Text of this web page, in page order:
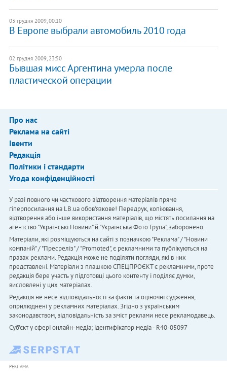
03 грудня 2009, 00:10
В Европе выбрали автомобиль 2010 года
02 грудня 2009, 23:50
Бывшая мисс Аргентина умерла после
пластической операции
Про нас
Реклама на сайті
Івенти
Редакція
Політики і стандарти
Угода конфіденційності
У разі повного чи часткового відтворення матеріалів пряме
гіперпосилання на LB.ua обов'язкове! Передрук, копіювання,
відтворення або інше використання матеріалів, що містять посилання на
агентство "Українськi Новини" й "Українська Фото Група", заборонено.
Матеріали, які розміщуються на сайті з позначкою "Реклама" / "Новини
компаній" / "Пресреліз" / "Promoted", є рекламними та публікуються на
правах реклами. Редакція може не поділяти погляди, які в них
представлені. Матеріали з плашкою СПЕЦПРОЄКТ є рекламними, проте
редакція бере участь у підготовці цього контенту і поділяє думки,
висловлені у цих матеріалах.
Редакція не несе відповідальності за факти та оціночні судження,
оприлюднені у рекламних матеріалах. Згідно з українським
законодавством, відповідальність за зміст реклами несе рекламодавець.
Cуб'єкт у сфері онлайн-медіа; ідентифікатор медіа - R40-05097
РЕКЛАМА